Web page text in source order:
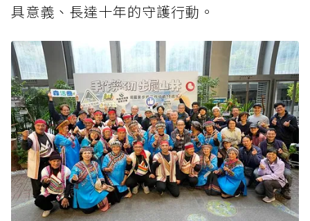
具意義、長達十年的守護行動。